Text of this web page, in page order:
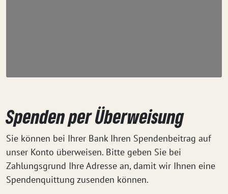
Spenden per Überweisung
Sie können bei Ihrer Bank Ihren Spendenbeitrag auf
unser Konto überweisen. Bitte geben Sie bei
Zahlungsgrund Ihre Adresse an, damit wir Ihnen eine
Spendenquittung zusenden können.